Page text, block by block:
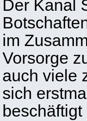
Der Kanal
im
Vorsorge
auch viele
sich